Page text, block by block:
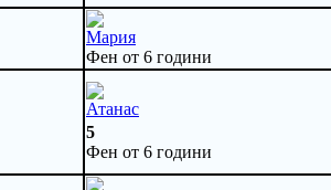
Мария
Фен от 6 години
Атанас
5
Фен от 6 години